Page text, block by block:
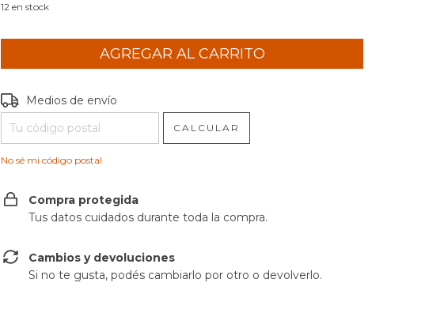
12 en stock
Entregas para el CP:
Medios de envío
CALCULAR
No sé mi código postal
Compra protegida
Tus datos cuidados durante toda la compra.
Cambios y devoluciones
Si no te gusta, podés cambiarlo por otro o devolverlo.